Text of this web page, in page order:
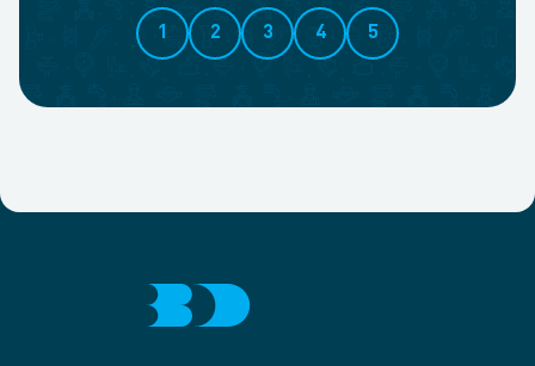
1 2 3 4 5